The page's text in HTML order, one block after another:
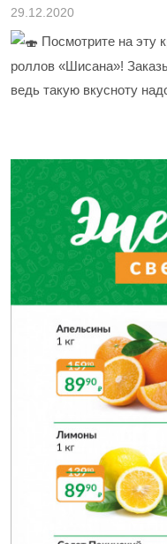
29.12.2020
Посмотрите на эту
роллов «Шисана»!
ведь такую вкусноту